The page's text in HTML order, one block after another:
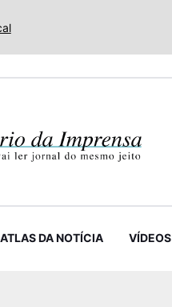
ATLAS DA NOTÍCIA VÍDEOS